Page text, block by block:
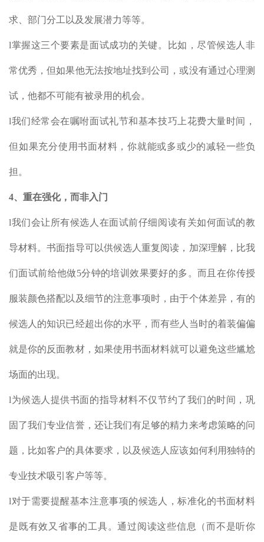
求、部门分工以及发展潜力等等。
l掌握这三个要素是面试成功的关键。比如，尽管候选人非
常优秀，但如果他无法按地址找到公司，或没有通过心理测
试，他都不可能有被录用的机会。
l我们经常会在嘱咐面试礼节和基本技巧上花费大量时间，
但如果充分使用书面材料，你就能或多或少的减轻一些负
担。
4、 重在强化，而非入门
l我们会让所有候选人在面试前仔细阅读有关如何面试的教
导材料。书面指导可以供候选人重复阅读，加深理解，比我
们面试前给他做5分钟的培训效果要好的多。而且在你传授
服装颜色搭配以及细节的注意事项时，由于个体差异，有的
候选人的知识已经超出你的水平，而有些人当时的着装偏偏
就是你的反面教材，如果使用书面材料就可以避免这些尴尬
场面的出现。
l为候选人提供书面的指导材料不仅节约了我们的时间，巩
固了我们专业信誉，还让我们有足够的精力来考虑策略的问
题，比如客户的具体要求，以及候选人应该如何利用独特的
专业技术吸引客户等等。
l对于需要提醒基本注意事项的候选人，标准化的书面材料
是既有效又省事的工具。通过阅读这些信息（而不是听你